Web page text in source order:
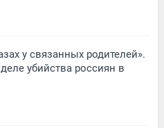
у связанных родителей».
убийства россиян в